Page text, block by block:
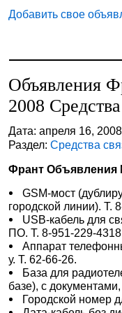
Добавить свое
Объявления
2008
Дата: апреля 16, 2008
Раздел:Средства
Франт Объявления
GSM-мост
городской линии). Т.
USB-кабель для
ПО. Т. 8-951-229-
Аппарат
у. Т. 62-66-26.
База для
базе), с
Городской номер